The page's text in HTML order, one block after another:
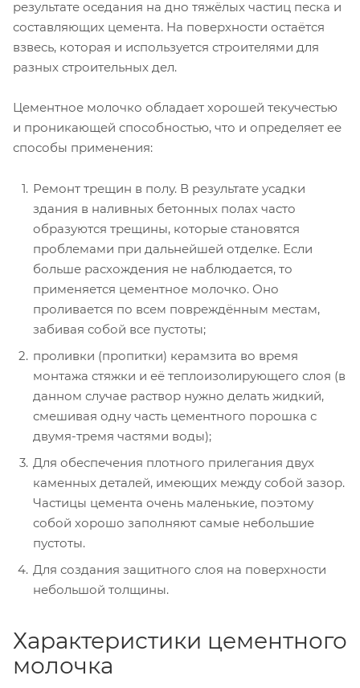
результате оседания на дно тяжёлых частиц песка и
составляющих цемента. На поверхности остаётся
взвесь, которая и используется строителями для
разных строительных дел.
Цементное молочко обладает хорошей текучестью
и проникающей способностью, что и определяет ее
способы применения:
Ремонт трещин в полу. В результате усадки
здания в наливных бетонных полах часто
образуются трещины, которые становятся
проблемами при дальнейшей отделке. Если
больше расхождения не наблюдается, то
применяется цементное молочко. Оно
проливается по всем повреждённым местам,
забивая собой все пустоты;
проливки (пропитки) керамзита во время
монтажа стяжки и её теплоизолирующего слоя (в
данном случае раствор нужно делать жидкий,
смешивая одну часть цементного порошка с
двумя-тремя частями воды);
Для обеспечения плотного прилегания двух
каменных деталей, имеющих между собой зазор.
Частицы цемента очень маленькие, поэтому
собой хорошо заполняют самые небольшие
пустоты.
Для создания защитного слоя на поверхности
небольшой толщины.
Характеристики цементного
молочка